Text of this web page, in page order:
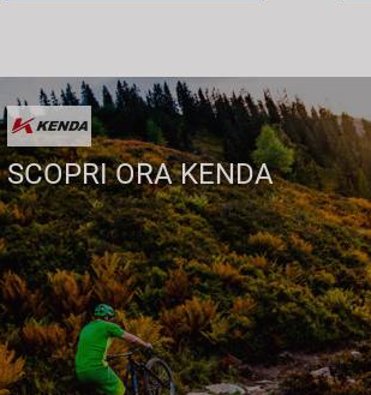
SCOPRI ORA KENDA